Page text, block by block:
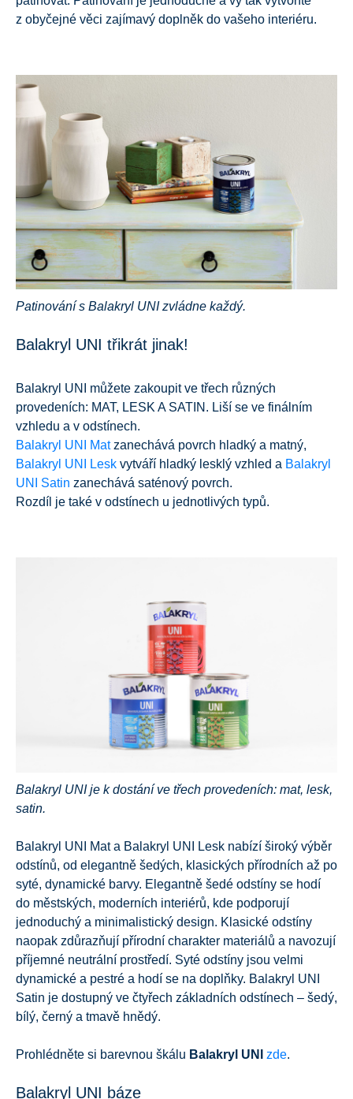
z obyčejné věci zajímavý doplněk do vašeho interiéru.
Patinování s Balakryl UNI zvládne každý.
Balakryl UNI třikrát jinak!
Balakryl UNI můžete zakoupit ve třech různých
provedeních: MAT, LESK A SATIN. Liší se ve finálním
vzhledu a v odstínech.
Balakryl UNI Matzanechává povrch hladký a matný,
Balakryl UNI Lesk vytváří hladký lesklý vzhled a Balakryl
UNI Satin zanechává saténový povrch.
Rozdíl je také v odstínech u jednotlivých typů.
Balakryl UNI je k dostání ve třech provedeních: mat, lesk,
satin.
Balakryl UNI Mat a Balakryl UNI Lesk nabízí široký výběr
odstínů, od elegantně šedých, klasických přírodních až po
syté, dynamické barvy. Elegantně šedé odstíny se hodí
do městských, moderních interiérů, kde podporují
jednoduchý a minimalistický design. Klasické odstíny
naopak zdůrazňují přírodní charakter materiálů a navozují
příjemné neutrální prostředí. Syté odstíny jsou velmi
dynamické a pestré a hodí se na doplňky. Balakryl UNI
Satin je dostupný ve čtyřech základních odstínech – šedý,
bílý, černý a tmavě hnědý.
Prohlédněte si barevnou škálu Balakryl UNI zde.
Balakryl UNI báze